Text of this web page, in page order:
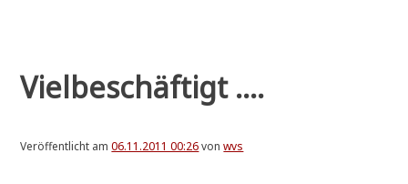
Vielbeschäftigt ....
Veröffentlicht am06.11.2011 00:26vonwvs